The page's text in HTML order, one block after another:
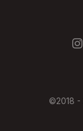

©2018 -